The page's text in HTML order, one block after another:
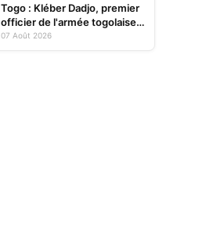
Togo : Kléber Dadjo, premier
officier de l'armée togolaise
devenu chef de l'État, au
07 Août 2026